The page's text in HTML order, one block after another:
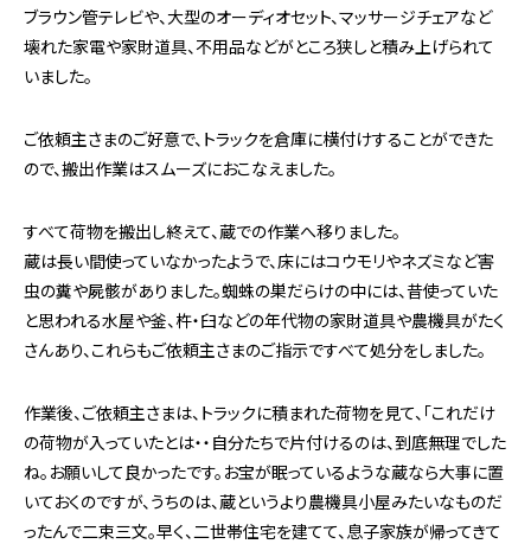
ブラウン管テレビや、大型のオーディオセット、マッサージチェアなど
壊れた家電や家財道具、不用品などがところ狭しと積み上げられて
いました。
ご依頼主さまのご好意で、トラックを倉庫に横付けすることができた
ので、搬出作業はスムーズにおこなえました。
すべて荷物を搬出し終えて、蔵での作業へ移りました。
蔵は長い間使っていなかったようで、床にはコウモリやネズミなど害
虫の糞や屍骸がありました。蜘蛛の巣だらけの中には、昔使っていた
と思われる水屋や釜、杵・臼などの年代物の家財道具や農機具がたく
さんあり、これらもご依頼主さまのご指示ですべて処分をしました。
作業後、ご依頼主さまは、トラックに積まれた荷物を見て、「これだけ
の荷物が入っていたとは・・自分たちで片付けるのは、到底無理でした
ね。お願いして良かったです。お宝が眠っているような蔵なら大事に置
いておくのですが、うちのは、蔵というより農機具小屋みたいなものだ
ったんで二束三文。早く、二世帯住宅を建てて、息子家族が帰ってきて